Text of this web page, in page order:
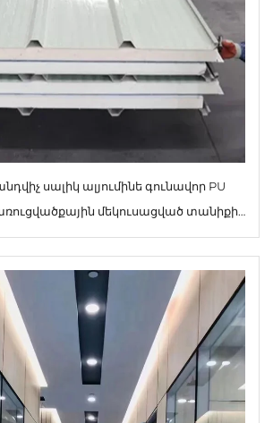
սալիկ ալյումինե գունավոր PU
մեկուսացված տանիքի
ամուր, ոճային սանդվիչ սալիկներ